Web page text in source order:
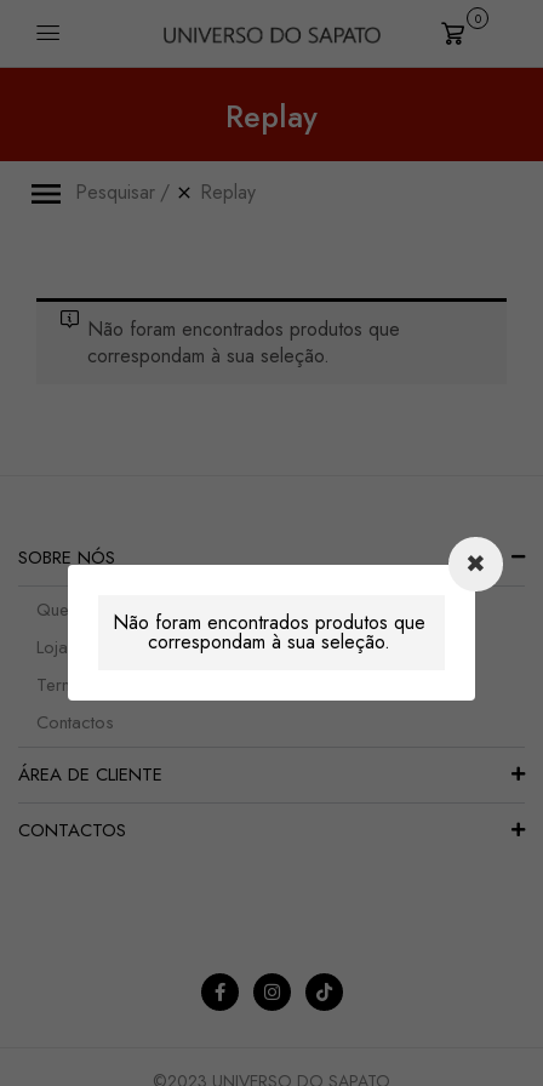
Carrinho
0
Replay
Pesquisar Replay
Não foram encontrados produtos que
correspondam à sua seleção.
SOBRE NÓS
Quem somos
Lojas
Termos e Condições
Contactos
ÁREA DE CLIENTE
CONTACTOS
Não foram encontrados produtos que
correspondam à sua seleção.